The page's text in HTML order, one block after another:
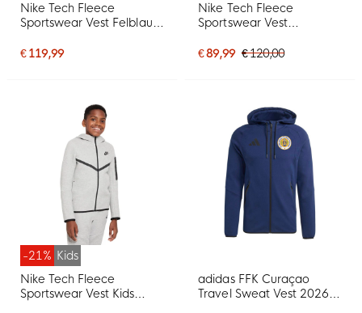
Nike Tech Fleece
Sportswear Vest Felblauw
€ 119,99
Nike Tech Fleece
Sportswear Vest
€ 89,99 € 120,00
-21% Kids
Nike Tech Fleece
Sportswear Vest Kids
adidas FFK Curaçao
Travel Sweat Vest 2026-